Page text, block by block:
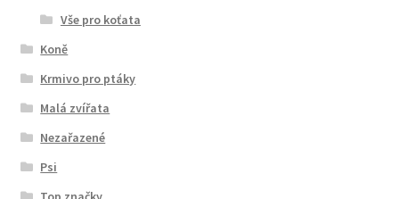
Vše pro koťata
Koně
Krmivo pro ptáky
Malá zvířata
Nezařazené
Psi